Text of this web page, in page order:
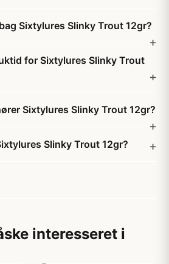
Sixtylures Slinky Trout 12gr?
for Sixtylures Slinky Trout
Sixtylures Slinky Trout 12gr?
Slinky Trout 12gr?
interesseret i